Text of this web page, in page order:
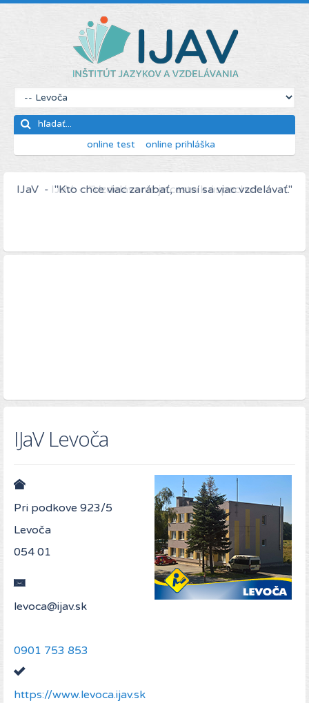
online test online prihláška
IJaV - "Kto chce viac zarábať, musí sa viac vzdelávať."
IJaV Levoča
Pri podkove 923/5
Levoča
054 01
0901 753 853
https://www.levoca.ijav.sk